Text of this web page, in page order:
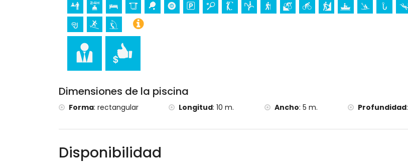
castillo (Portal de la Vila y Denia) (a menos de 10 kilómetros del alojamiento)
Deportes
piragüismo, kayak, pesca, buceo, snorkel, surf y windsurf (a menos de 5 kilómetros de la casa)
esquí acuático (a menos de 10 kilómetros de la casa)
Dimensiones de la piscina
Forma: rectangular Longitud:10 m. Ancho: 5 m. Profundidad:
Disponibilidad